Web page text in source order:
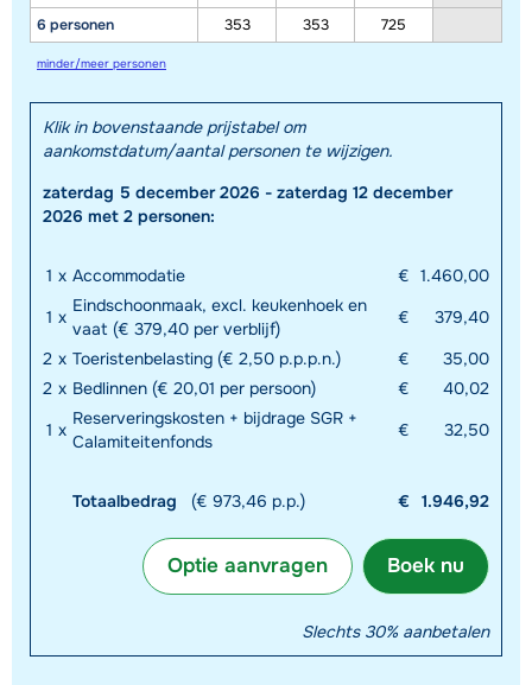
6 personen
353
353 725
minder/meer personen
Klik in bovenstaande prijstabel om
aankomstdatum/aantal personen te wijzigen.
zaterdag 5 december 2026 - zaterdag 12 december
2026 met 2 personen:
1 x Accommodatie € 1.460,00
1 x
Eindschoonmaak, excl. keukenhoek en
vaat (€ 379,40 per verblijf)
€
379,40
2 x Toeristenbelasting (€ 2,50 p.p.p.n.) €
35,00
2 x Bedlinnen (€ 20,01 per persoon) €
40,02
1 x
Reserveringskosten + bijdrage SGR +
Calamiteitenfonds
€ 32,50
Totaalbedrag (€ 973,46 p.p.) € 1.946,92
Boek nu
Optie aanvragen
Slechts 30% aanbetalen